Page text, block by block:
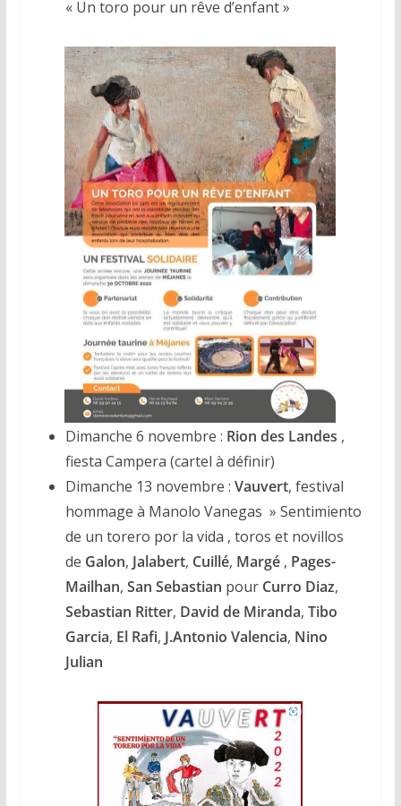
« Un toro pour un rêve d’enfant »
Dimanche 6 novembre : Rion des Landes ,
fiesta Campera (cartel à définir)
Dimanche 13 novembre : Vauvert, festival
hommage à Manolo Vanegas » Sentimiento
de un torero por la vida , toros et novillos
de Galon, Jalabert, Cuillé, Margé, Pages-
Mailhan, San Sebastian pour Curro Diaz,
Sebastian Ritter, David de Miranda, Tibo
Garcia, El Rafi, J.Antonio Valencia, Nino
Julian